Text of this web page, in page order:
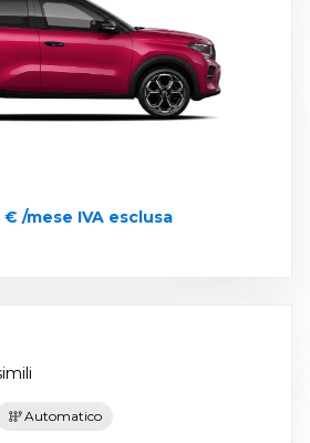
€ /mese IVA esclusa
Automatico